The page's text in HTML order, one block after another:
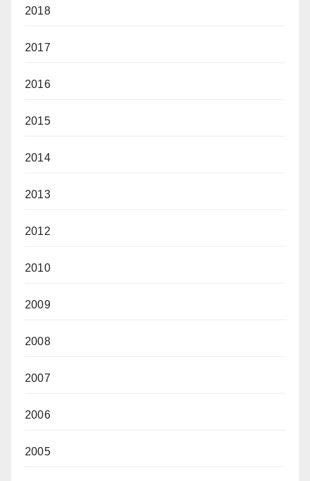
2018
2017
2016
2015
2014
2013
2012
2010
2009
2008
2007
2006
2005